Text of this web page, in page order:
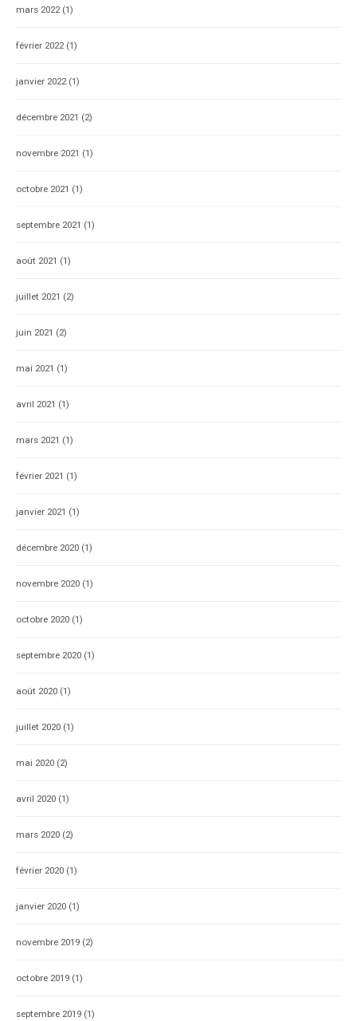
mars 2022(1)
février 2022(1)
janvier 2022(1)
décembre 2021 (2)
novembre 2021 (1)
octobre 2021 (1)
septembre 2021 (1)
août 2021 (1)
juillet 2021 (2)
juin 2021 (2)
mai 2021 (1)
avril 2021 (1)
mars 2021 (1)
février 2021 (1)
janvier 2021 (1)
décembre 2020 (1)
novembre 2020 (1)
octobre 2020 (1)
septembre 2020 (1)
août 2020 (1)
juillet 2020 (1)
mai 2020 (2)
avril 2020 (1)
mars 2020 (2)
février 2020 (1)
janvier 2020 (1)
novembre 2019 (2)
octobre 2019 (1)
septembre 2019 (1)